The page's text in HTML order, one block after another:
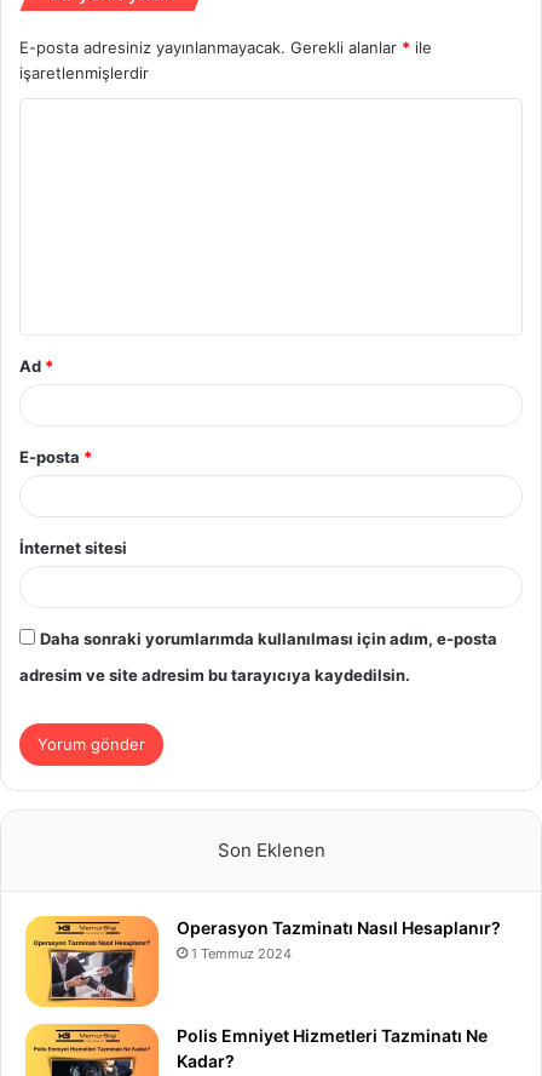
E-posta adresiniz yayınlanmayacak. Gerekli alanlar * ile
işaretlenmişlerdir
Ad *
E-posta *
İnternet sitesi
Daha sonraki yorumlarımda kullanılması için adım, e-posta
adresim ve site adresim bu tarayıcıya kaydedilsin.
Son Eklenen
Operasyon Tazminatı Nasıl Hesaplanır?
1 Temmuz 2024
Polis Emniyet Hizmetleri Tazminatı Ne
Kadar?